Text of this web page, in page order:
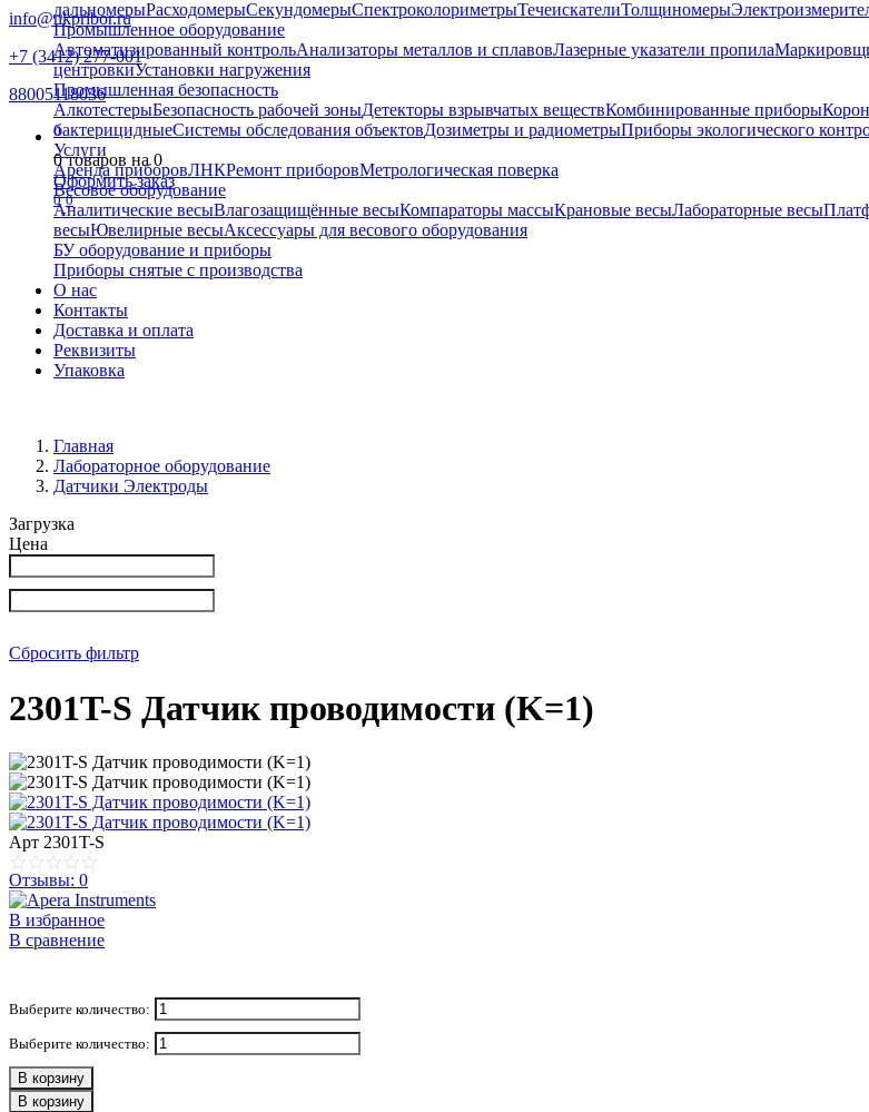
info@nkpribor.ru
+7 (3412) 277-001
88005118036
0
0 товаров на0
Оформить заказ
0 0
дальномерыРасходомерыСекундомерыСпектроколориметрыТечеискателиТолщиномеры
Промышленное оборудование
Автоматизированный контрольАнализаторы металлов и сплавовЛазерные указатели пропила
центровкиУстановки нагружения
Промышленная безопасность
АлкотестерыБезопасность рабочей зоныДетекторы взрывчатых веществКомбинированные приборы
бактерицидныеСистемы обследования объектовДозиметры и радиометрыПриборы экологического
Услуги
Аренда приборовЛНКРемонт приборовМетрологическая поверка
Весовое оборудование
Аналитические весыВлагозащищённые весыКомпараторы массыКрановые весыЛабораторные весы
весыЮвелирные весыАксессуары для весового оборудования
БУ оборудование и приборы
Приборы снятые с производства
О нас
Контакты
Доставка и оплата
Реквизиты
Упаковка
Главная
Лабораторное оборудование
Датчики Электроды
Загрузка
Цена
Сбросить фильтр
2301T-S Датчик проводимости (K=1)
Арт 2301T-S
Отзывы: 0
В избранное
В сравнение
Выберите количество:
Выберите количество:
В корзину
В корзину